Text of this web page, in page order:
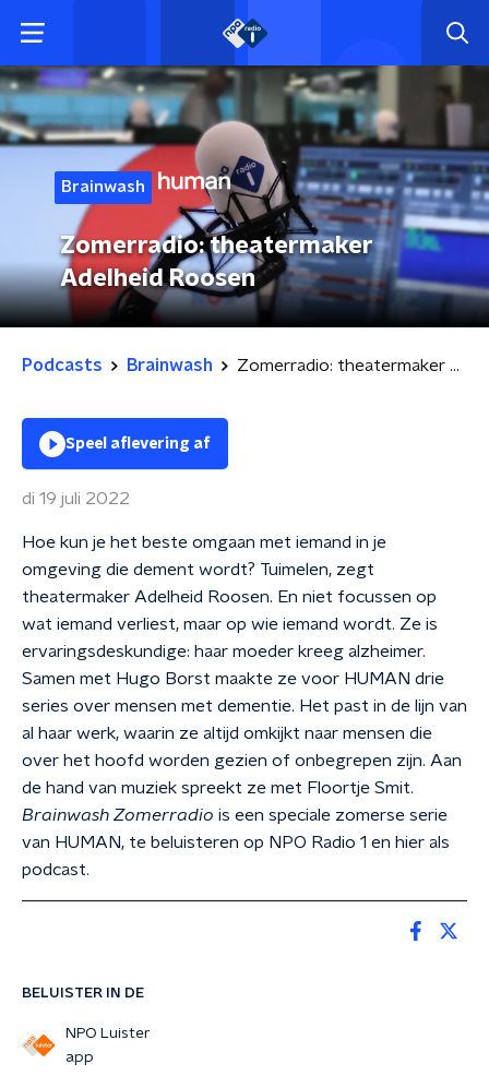
Brainwash
Zomerradio: theatermaker
Adelheid Roosen
Podcasts Brainwash Zomerradio: theatermaker Adelheid Roosen
BELUISTER IN DE
NPO Luister
app
Speel aflevering af
di 19 juli 2022
Hoe kun je het beste omgaan met iemand in je
omgeving die dement wordt? Tuimelen, zegt
theatermaker Adelheid Roosen. En niet focussen op
wat iemand verliest, maar op wie iemand wordt. Ze is
ervaringsdeskundige: haar moeder kreeg alzheimer.
Samen met Hugo Borst maakte ze voor HUMAN drie
series over mensen met dementie. Het past in de lijn van
al haar werk, waarin ze altijd omkijkt naar mensen die
over het hoofd worden gezien of onbegrepen zijn. Aan
de hand van muziek spreekt ze met Floortje Smit.
Brainwash Zomerradio is een speciale zomerse serie
van HUMAN, te beluisteren op NPO Radio 1 en hier als
podcast.